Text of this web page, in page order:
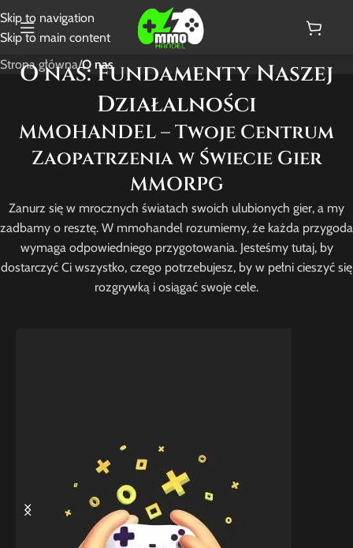
Skip to navigation
Skip to main content
Strona główna/O nas
O nas: Fundamenty Naszej
Działalności
MMOHANDEL – Twoje Centrum
Zaopatrzenia w Świecie Gier
MMORPG
Zanurz się w mrocznych światach swoich ulubionych gier, a my
zadbamy o resztę. W mmohandel rozumiemy, że każda przygoda
wymaga odpowiedniego przygotowania. Jesteśmy tutaj, by
dostarczyć Ci wszystko, czego potrzebujesz, by w pełni cieszyć się
rozgrywką i osiągać swoje cele.